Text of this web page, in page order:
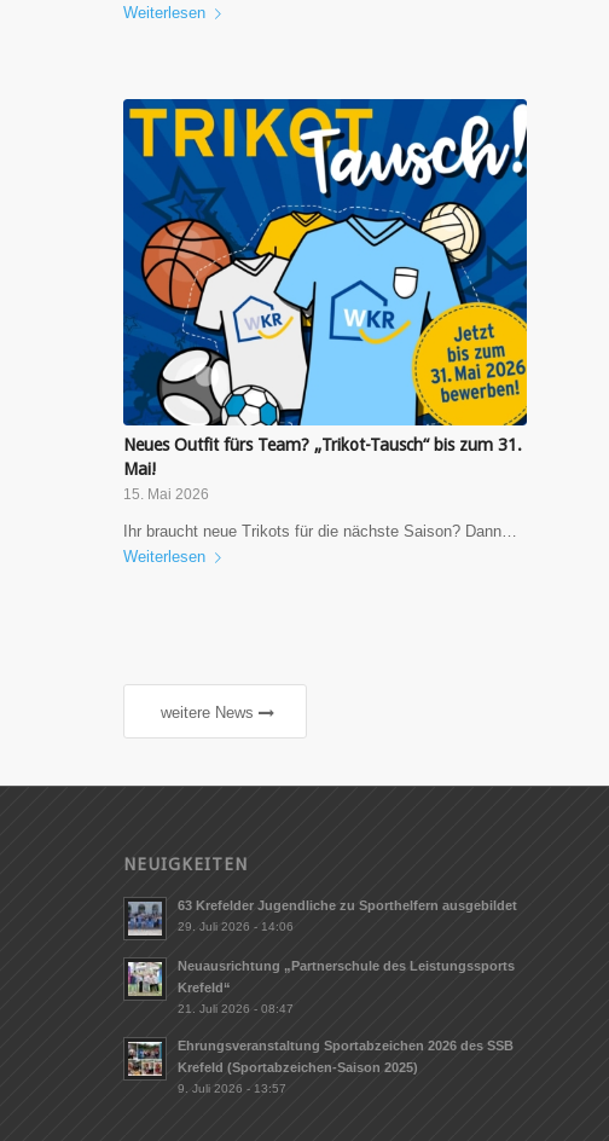
Weiterlesen
Neues Outfit fürs Team? „Trikot-Tausch“ bis zum 31.
Mai!
15. Mai 2026
Ihr braucht neue Trikots für die nächste Saison? Dann…
Weiterlesen
weitere News
NEUIGKEITEN
63 Krefelder Jugendliche zu Sporthelfern ausgebildet
29. Juli 2026 - 14:06
Neuausrichtung „Partnerschule des Leistungssports
Krefeld“
21. Juli 2026 - 08:47
Ehrungsveranstaltung Sportabzeichen 2026 des SSB
Krefeld (Sportabzeichen-Saison 2025)
9. Juli 2026 - 13:57